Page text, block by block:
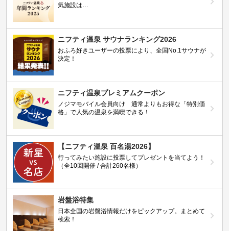
気施設は…
ニフティ温泉 サウナランキング2026
おふろ好きユーザーの投票により、全国No.1サウナが
決定！
ニフティ温泉プレミアムクーポン
ノジマモバイル会員向け 通常よりもお得な「特別価
格」で人気の温泉を満喫できる！
【ニフティ温泉 百名湯2026】
行ってみたい施設に投票してプレゼントを当てよう！
（全10回開催 / 合計260名様）
岩盤浴特集
日本全国の岩盤浴情報だけをピックアップ。まとめて
検索！